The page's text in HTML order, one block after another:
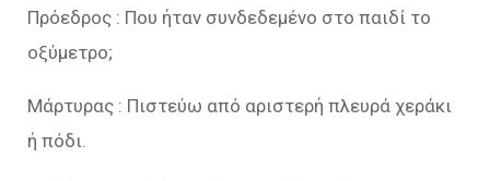
Πρόεδρος : Που ήταν συνδεδεμένο στο παιδί το
οξύμετρο;
Μάρτυρας : Πιστεύω από αριστερή πλευρά χεράκι
ή πόδι.